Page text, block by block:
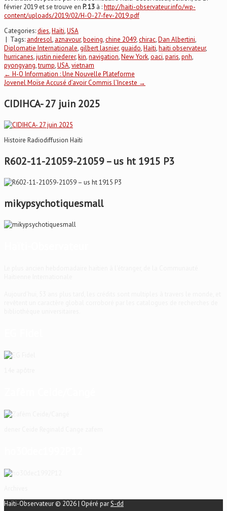
février 2019 et se trouve en P. 13 à :http://haiti-observateur.info/wp-
content/uploads/2019/02/H-O-27-fev-2019.pdf
Categories:dies,Haïti,USA
| Tags: andresol, aznavour,boeing,chine 2049,chirac,Dan Albertini,
Diplomatie Internationale,gilbert lasnier,guaido,Haiti,haiti observateur,
hurricanes,justin niederer,kin,navigation,New York,oaci,paris,pnh,
pyongyang,trump,USA,vietnam
Post
navigation
← H-O Information : Une Nouvelle Plateforme
Jovenel Moïse Accusé d’avoir Commis l’Inceste →
CIDIHCA- 27 juin 2025
Histoire Radiodiffusion Haïti
R602-11-21059-21059 – us ht 1915 P3
mikypsychotiquesmall
Haïti-Observateur © 2026 | Opéré parS-dd